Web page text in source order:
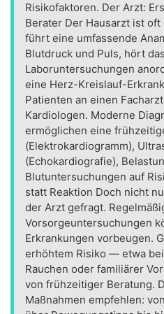
Risikofaktoren. Der Arzt:
Berater Der Hausarzt ist
führt eine umfassende
Blutdruck und Puls, hört
Laboruntersuchungen
eine Herz-Kreislauf-
Patienten an einen
Kardiologen. Moderne
ermöglichen eine
(Elektrokardiogramm),
(Echokardiografie),
Blutuntersuchungen auf
statt Reaktion Doch nicht
der Arzt gefragt.
Vorsorgeuntersuchungen
Erkrankungen vorbeugen.
erhöhtem Risiko — etwa
Rauchen oder familiärer
von frühzeitiger Beratung.
Maßnahmen empfehlen: